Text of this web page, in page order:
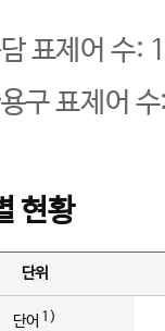
표제어 수:
구 표제어
현황
단위
단어 1)